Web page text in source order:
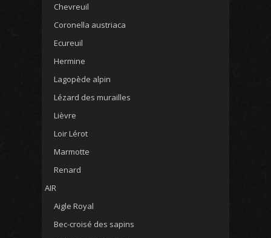
Chevreuil
Coronella austriaca
Ecureuil
Hermine
Lagopède alpin
Lézard des murailles
Lièvre
Loir Lérot
Marmotte
Renard
AIR
Aigle Royal
Bec-croisé des sapins